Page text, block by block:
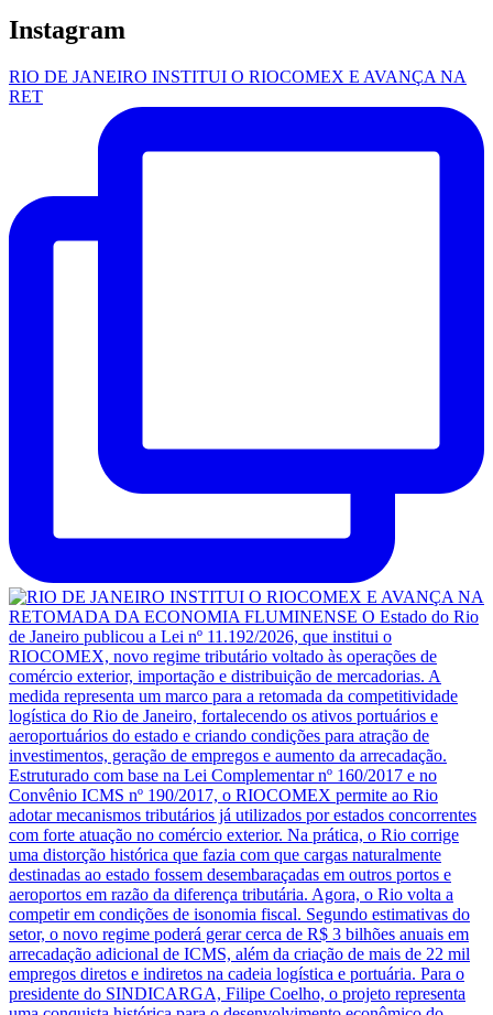
Instagram
RIO DE JANEIRO INSTITUI O RIOCOMEX E AVANÇA NA
RET